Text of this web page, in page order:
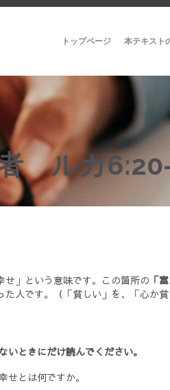
トップページ 本テキスト
ルカ
せ」という意味です。この箇所の 「
人です。（「貧しい」を、「心か
いときにだけ読んでください。
せとは何ですか。